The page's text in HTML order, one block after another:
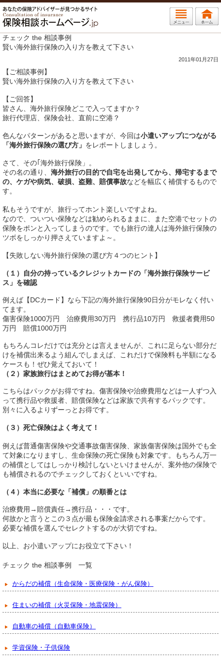
チェック the 相談事例
賢い海外旅行保険の入り方を教えて下さい
2011年01月27日
【ご相談事例】
賢い海外旅行保険の入り方を教えて下さい
【ご回答】
皆さん、海外旅行保険どこで入ってますか？
旅行代理店、保険会社、直前に空港？
色んなパターンがあると思いますが、今回は小遣いアップにつながる
「海外旅行保険の選び方」 をレポートしましょう。
さて、その｢海外旅行保険」。
その名の通り、 海外旅行の目的で自宅を出発してから、帰宅するまで
の、ケガや病気、破損、盗難、賠償事故などを幅広く補償するもので
す。
私もそうですが、旅行ってホント楽しいですよね。
なので、ついつい保険などは勧められるままに、また空港でセットの
保険をポンと入ってしまうのです。でも旅行の達人は海外旅行保険の
ツボをしっかり押さえていますよ～。
【失敗しない海外旅行保険の選び方４つのヒント】
（１）自分の持っているクレジットカードの「海外旅行保険サービ
ス」を確認
例えば【DCカード】なら下記の海外旅行保険90日分がモレなく付い
てます。
傷害保険1000万円 治療費用30万円 携行品10万円 救援者費用50
万円 賠償1000万円
もちろんコレだけでは充分とは言えませんが、これに足らない部分だ
けを補償出来るよう組んでしまえば、これだけで保険料も半額になる
ケースも！ぜひ覚えておいて！
（２）家族旅行はまとめてお得が基本！
こちらはパックがお得ですね。傷害保険や治療費用などは一人ずつ入
って携行品や救援者、賠償保険などは家族で共有するパックです。
別々に入るよりずーっとお得です。
（３）死亡保険はよく考えて！
例えば普通傷害保険や交通事故傷害保険、家族傷害保険は国外でも全
て対象になりますし、生命保険の死亡保険も対象です。もちろん万一
の補償としてはしっかり検討しないといけませんが、案外他の保険で
も補償されるのでチェックしておくといいですね。
（４）本当に必要な「補償」の順番とは
治療費用→賠償責任→携行品・・・です。
何故かと言うとこの３点が最も保険金請求される事案だからです。
必要な補償を選んでセレクトするのが大切ですね。
以上、お小遣いアップにお役立て下さい！
チェック the 相談事例 一覧
からだの補償（生命保険・医療保険・がん保険）
住まいの補償（火災保険・地震保険）
自動車の補償（自動車保険）
学資保険・子供保険